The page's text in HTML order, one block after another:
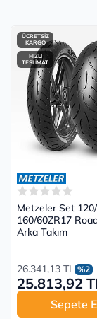
ÜCRETSİZ
KARGO
HIZLI
TESLİMAT
Metzeler Set
160/60ZR17
Arka Takım
26.341,13 TL %2
25.813,92
Sepete